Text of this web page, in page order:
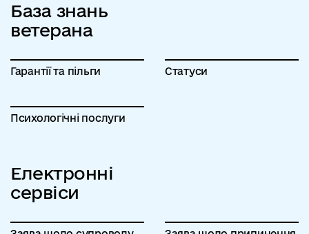
База знань
ветерана
Гарантії та пільги Статуси
Психологічні послуги
Електронні
сервіси